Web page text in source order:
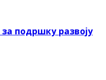
подршку развоју